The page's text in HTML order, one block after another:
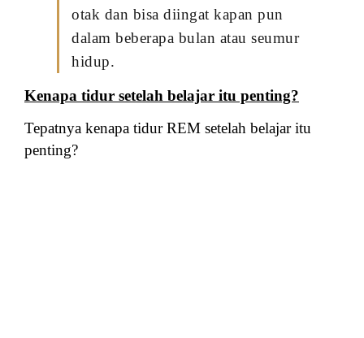
otak dan bisa diingat kapan pun
dalam beberapa bulan atau seumur
hidup.
Kenapa tidur setelah belajar itu penting?
Tepatnya kenapa tidur REM setelah belajar itu
penting?